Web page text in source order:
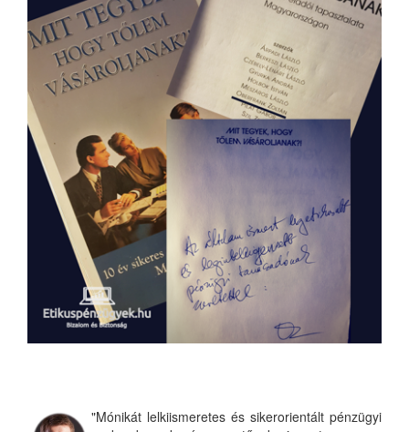
"Mónikát lelkiismeretes és sikerorientált pénzügyi